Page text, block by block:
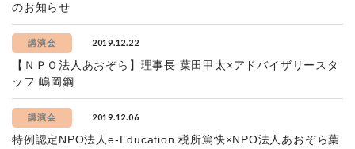
のお知らせ
講演会 2019.12.22
【ＮＰＯ法人あおぞら】理事長 葉田甲太×アドバイザリースタ
ッフ 嶋岡鋼
講演会 2019.12.06
特例認定NPO法人e-Education 税所篤快×NPO法人あおぞら葉